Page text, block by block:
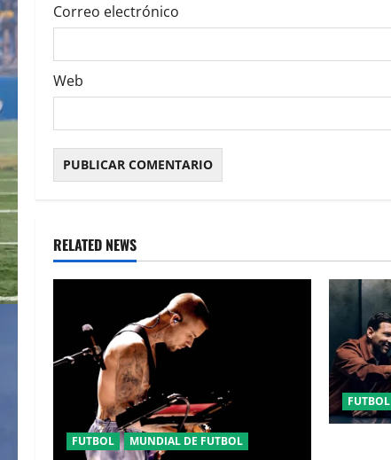
Correo electrónico
Web
RELATED NEWS
FUTBOL MUNDIAL DE FUTBOL
FUTBOL